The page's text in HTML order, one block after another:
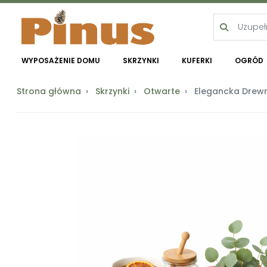
WYPOSAŻENIE DOMU SKRZYNKI KUFERKI OGRÓD
Strona główna Skrzynki Otwarte Elegancka